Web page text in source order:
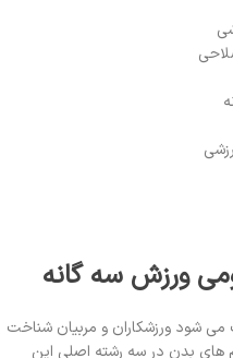
ورزش سه گانه
شود ورزشکاران و مربیان شناخت
های بدن در سه رشته اصلی این